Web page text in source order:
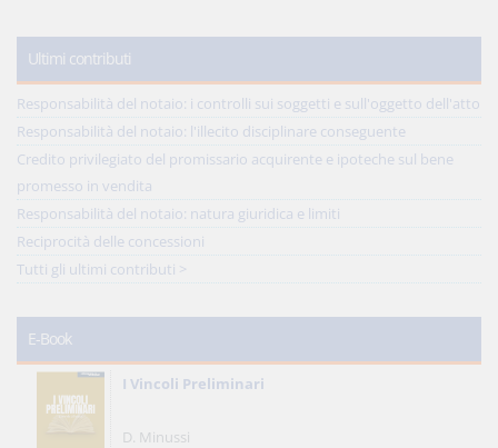
Ultimi contributi
Responsabilità del notaio: i controlli sui soggetti e sull'oggetto dell'atto
Responsabilità del notaio: l'illecito disciplinare conseguente
Credito privilegiato del promissario acquirente e ipoteche sul bene
promesso in vendita
Responsabilità del notaio: natura giuridica e limiti
Reciprocità delle concessioni
Tutti gli ultimi contributi >
E-Book
I Vincoli Preliminari
D. Minussi